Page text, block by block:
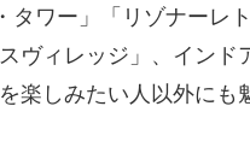
ワー」「リゾナーレ
ヴィレッジ」、インド
楽しみたい人以外にも